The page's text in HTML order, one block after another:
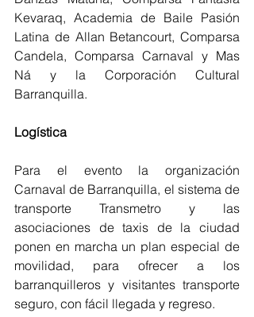
Kevaraq, Academia de Baile Pasión
Latina de Allan Betancourt, Comparsa
Candela, Comparsa Carnaval y Mas
Ná y la Corporación Cultural
Barranquilla.
Logística
Para el evento la organización
Carnaval de Barranquilla, el sistema de
transporte Transmetro y las
asociaciones de taxis de la ciudad
ponen en marcha un plan especial de
movilidad, para ofrecer a los
barranquilleros y visitantes transporte
seguro, con fácil llegada y regreso.